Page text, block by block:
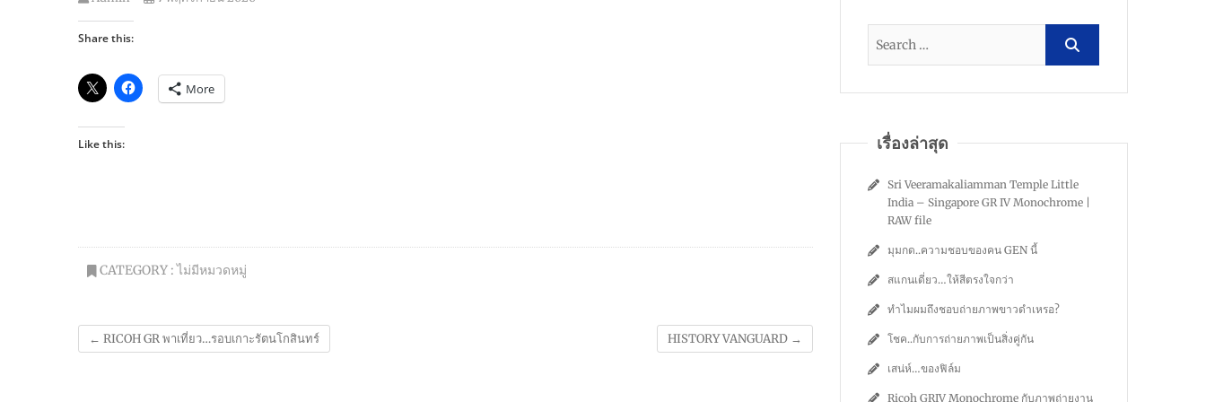
Share this:
More
Like this:
CATEGORY : ไม่มีหมวดหมู่
← RICOH GR พาเที่ยว…รอบเกาะรัตนโกสินทร์ HISTORY VANGUARD →
เรื่องล่าสุด
Sri Veeramakaliamman Temple Little
India – Singapore GR IV Monochrome |
RAW file
มุมกด..ความชอบของคน GEN นี้
สแกนเดี่ยว…ให้สีตรงใจกว่า
ทำไมผมถึงชอบถ่ายภาพขาวดำเหรอ?
โชค..กับการถ่ายภาพเป็นสิ่งคู่กัน
เสน่ห์…ของฟิล์ม
Ricoh GRIV Monochrome กับภาพถ่ายงาน